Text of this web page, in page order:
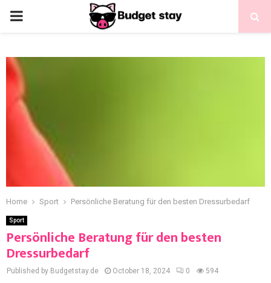
Home Sport Persönliche Beratung für den besten Dressurbedarf
Sport
Persönliche Beratung für den besten
Dressurbedarf
Published by Budgetstay.de October 18, 2024 0 594